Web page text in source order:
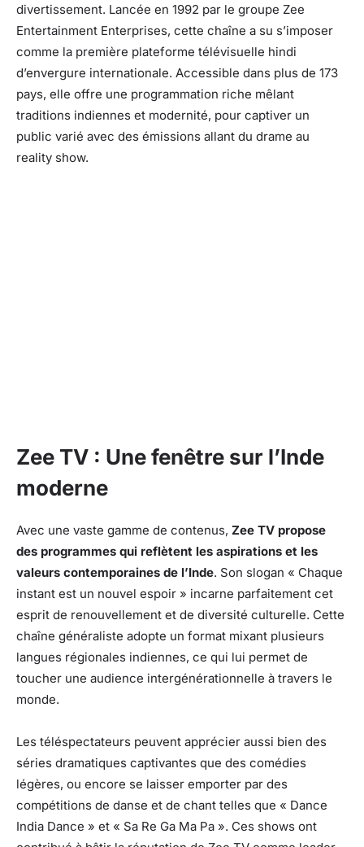
divertissement. Lancée en 1992 par le groupe Zee
Entertainment Enterprises, cette chaîne a su s’imposer
comme la première plateforme télévisuelle hindi
d’envergure internationale. Accessible dans plus de 173
pays, elle offre une programmation riche mêlant
traditions indiennes et modernité, pour captiver un
public varié avec des émissions allant du drame au
reality show.
Zee TV : Une fenêtre sur l’Inde
moderne
Avec une vaste gamme de contenus, Zee TV propose
des programmes qui reflètent les aspirations et les
valeurs contemporaines de l’Inde. Son slogan « Chaque
instant est un nouvel espoir » incarne parfaitement cet
esprit de renouvellement et de diversité culturelle. Cette
chaîne généraliste adopte un format mixant plusieurs
langues régionales indiennes, ce qui lui permet de
toucher une audience intergénérationnelle à travers le
monde.
Les téléspectateurs peuvent apprécier aussi bien des
séries dramatiques captivantes que des comédies
légères, ou encore se laisser emporter par des
compétitions de danse et de chant telles que « Dance
India Dance » et « Sa Re Ga Ma Pa ». Ces shows ont